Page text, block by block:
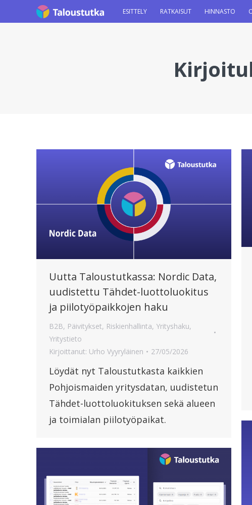
ESITTELY RATKAISUT HINNASTO
Uutta Taloustutkassa: Nordic Data,
uudistettu Tähdet-luottoluokitus
ja piilotyöpaikkojen haku
B2B, Päivitykset, Riskienhallinta, Yrityshaku,
Yritystieto
Kirjoittanut: Urho Vyyryläinen 27/05/2026
Löydät nyt Taloustutkasta kaikkien
Pohjoismaiden yritysdatan, uudistetun
Tähdet-luottoluokituksen sekä alueen
ja toimialan piilotyöpaikat.